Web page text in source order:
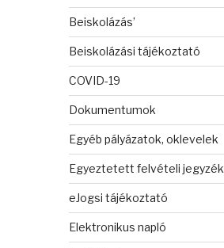
Beiskolázás’
Beiskolázási tájékoztató
COVID-19
Dokumentumok
Egyéb pályázatok, oklevelek
Egyeztetett felvételi jegyzék
eJogsi tájékoztató
Elektronikus napló